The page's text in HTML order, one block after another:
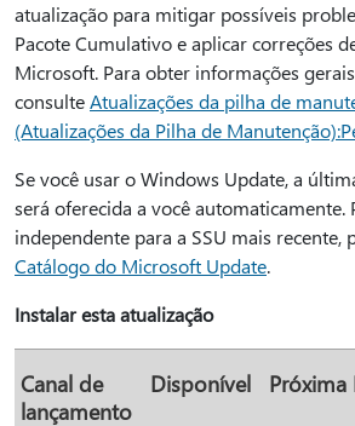
atualização para mitigar possíveis
Pacote Cumulativo e aplicar correções
Microsoft. Para obter informações
consulteAtualizações da pilha de
(Atualizações da Pilha de
Se você usar o Windows Update, a
será oferecida a você automaticamente.
independente para a SSU mais recente,
Catálogo do Microsoft Update.
Instalar esta atualização
Canal de
lançamento
Disponível Próxima